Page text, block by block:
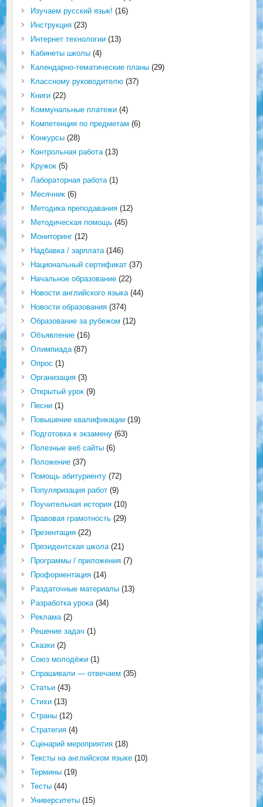
Изучаем русский язык! (16)
Инструкция(23)
Интернет технологии(13)
Кабинеты школы(4)
Календарно-тематические планы(29)
Классному руководителю(37)
Книги(22)
Коммунальные платежи(4)
Компетенция по предметам (6)
Конкурсы(28)
Контрольная работа(13)
Кружок(5)
Лабораторная работа(1)
Месячник(6)
Методика преподавания(12)
Методическая помощь(45)
Мониторинг(12)
Надбавка / зарплата(146)
Национальный сертификат(37)
Начальное образование(22)
Новости английского языка(44)
Новости образования(374)
Образование за рубежом (12)
Объявление(16)
Олимпиада(87)
Опрос (1)
Организация(3)
Открытый урок(9)
Песни(1)
Повышение квалификации(19)
Подготовка к экзамену(63)
Полезные веб сайты(6)
Положение(37)
Помощь абитуриенту(72)
Популяризация работ(9)
Поучительная история(10)
Правовая грамотность(29)
Презентация(22)
Президентская школа(21)
Программы / приложения(7)
Профориентация(14)
Раздаточные материалы(13)
Разработка урока(34)
Реклама(2)
Решение задач (1)
Сказки(2)
Союз молодёжи(1)
Спрашивали — отвечаем (35)
Статьи(43)
Стихи(13)
Страны(12)
Стратегия(4)
Сценарий мероприятия(18)
Тексты на английском языке(10)
Термины(19)
Тесты(44)
Университеты(15)